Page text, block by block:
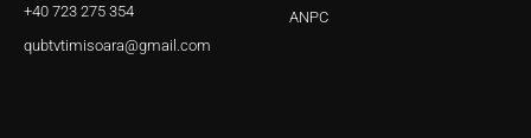
+40 723 275 354
qubtvtimisoara@gmail.com
ANPC